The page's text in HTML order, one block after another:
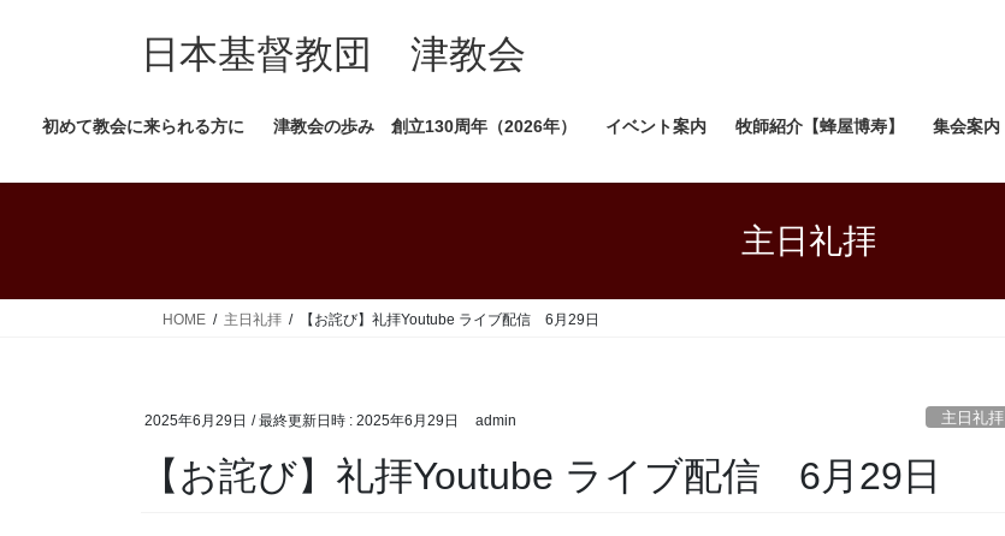
ス
ン
日本基督教団 津教会
初めて教会に来られる方に 津教会の歩み 創立130周年（2026年） イベント案内 牧師紹介【蜂屋博寿】 集会案内
主日礼拝
HOME 主日礼拝 【お詫び】礼拝Youtube ライブ配信 6月29日
2025年6月29日 / 最終更新日時 : 2025年6月29日 admin 主日礼拝
【お詫び】礼拝Youtube ライブ配信 6月29日